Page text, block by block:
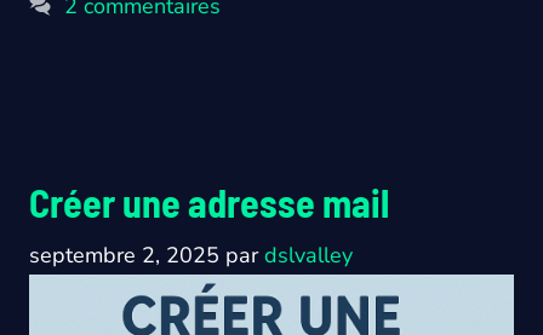
2 commentaires
Créer une adresse mail
septembre 2, 2025 pardslvalley